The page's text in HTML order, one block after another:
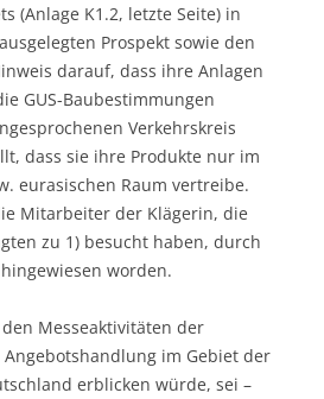
(Anlage K1.2, letzte Seite) in
Prospekt sowie den
darauf, dass ihre Anlagen
GUS-Baubestimmungen
Verkehrskreis
dass sie ihre Produkte nur im
eurasischen Raum vertreibe.
Mitarbeiter der Klägerin, die
zu 1) besucht haben, durch
worden.
Messeaktivitäten der
Angebotshandlung im Gebiet der
erblicken würde, sei –